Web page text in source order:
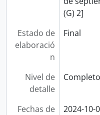
(G) 2]
Estado de
elaboració
n
Final
Nivel de
detalle
Completo
Fechas de
2024-10-